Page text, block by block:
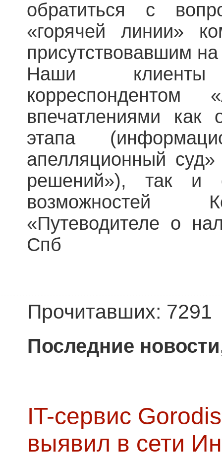
обратиться с
«горячей линии»
присутствовавшим
Наши
впечатлениями как
этапа
апелляционный
решений»), так и
возможностей
«Путеводителе о
Спб
Прочитавших: 7291
Последние
IT-сервис
выявил в сети